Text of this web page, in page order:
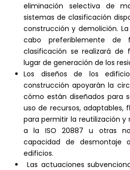
eliminación selectiva de
sistemas de clasificación
construcción y demolición.
cabo preferiblemente
clasificación se realizará
lugar de generación de los
Los diseños de los
construcción apoyarán la
cómo están diseñados para
uso de recursos, adaptables,
para permitir la reutilización y
a la ISO 20887 u otras
capacidad de desmontaje
edificios.
Las actuaciones